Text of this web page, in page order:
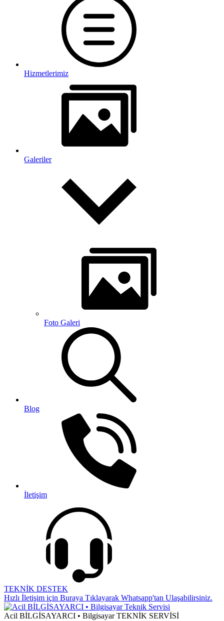
Hizmetlerimiz
Galeriler
Foto Galeri
Blog
İletişim
TEKNİK DESTEK
Hızlı İletişim için Buraya Tıklayarak Whatsapp'tan Ulaşabilirsiniz.
Acil BİLGİSAYARCI • Bilgisayar TEKNİK SERVİSİ